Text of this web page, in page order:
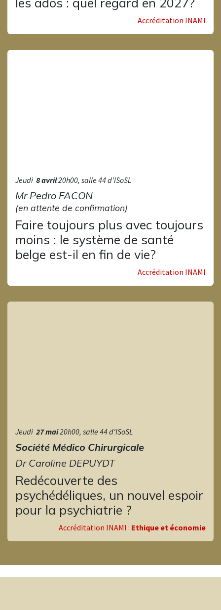
Accréditation INAMI
Jeudi 8 avril20h00, salle 44 d'ISoSL
Mr Pedro FACON
(en attente de confirmation)
Faire toujours plus avec toujours
moins : le système de santé
belge est-il en fin de vie?
Accréditation INAMI
Jeudi 27 mai20h00, salle 44 d'ISoSL
Société Médico Chirurgicale
Dr Caroline DEPUYDT
Redécouverte des
psychédéliques, un nouvel espoir
pour la psychiatrie ?
Accréditation INAMI : Ethique et économie